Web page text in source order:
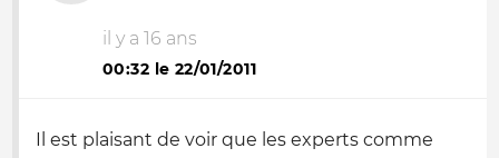
il y a 16 ans
00:32 le 22/01/2011
Il est plaisant de voir que les experts comme